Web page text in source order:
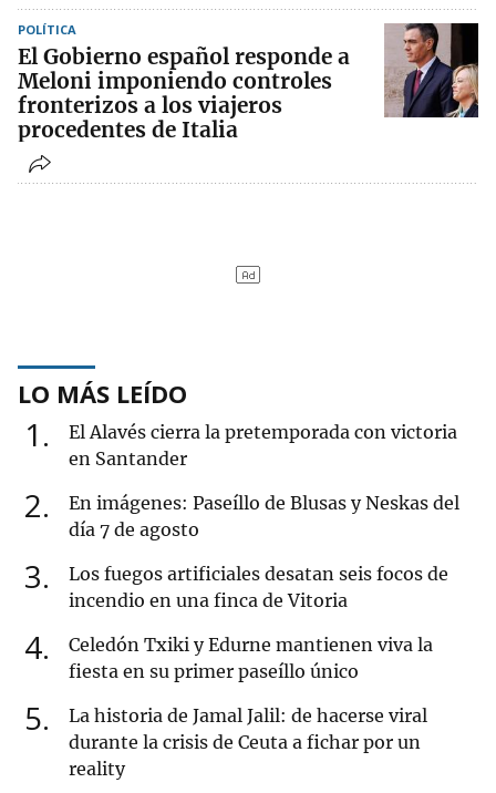
POLÍTICA
El Gobierno español responde a
Meloni imponiendo controles
fronterizos a los viajeros
procedentes de Italia
LO MÁS LEÍDO
1
El Alavés cierra la pretemporada con victoria
en Santander
2
En imágenes: Paseíllo de Blusas y Neskas del
día 7 de agosto
3
Los fuegos artificiales desatan seis focos de
incendio en una finca de Vitoria
4
Celedón Txiki y Edurne mantienen viva la
fiesta en su primer paseíllo único
5
La historia de Jamal Jalil: de hacerse viral
durante la crisis de Ceuta a fichar por un
reality